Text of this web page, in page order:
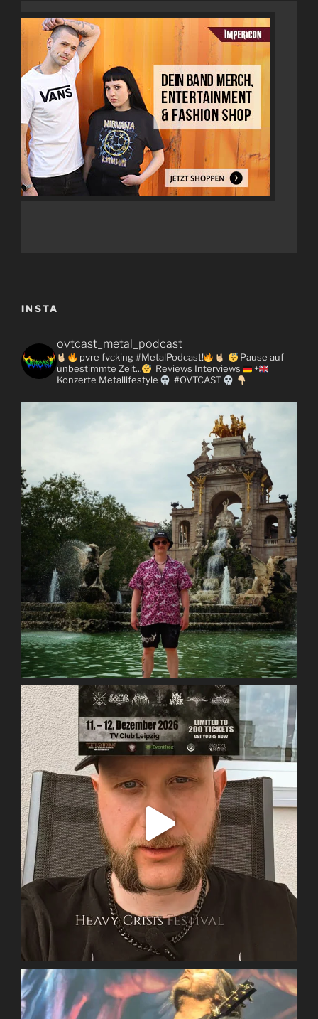
INSTA
ovtcast_metal_podcast
pvre fvcking #MetalPodcast!
Pause auf
unbestimmte Zeit...
Reviews Interviews
+
Konzerte Metallifestyle #OVTCAST